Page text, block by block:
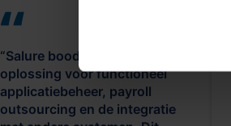
“Salure bood ons een integrale
oplossing voor functioneel
applicatiebeheer, payroll
outsourcing en de integratie